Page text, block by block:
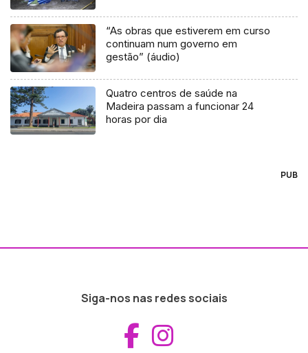
“As obras que estiverem em curso
continuam num governo em
gestão” (áudio)
Quatro centros de saúde na
Madeira passam a funcionar 24
horas por dia
PUB
Siga-nos nas redes sociais
Aceder ao